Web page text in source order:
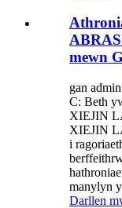
mewn
gan
C: Beth
XIEJIN
XIEJIN
i
manylyn
Darllen